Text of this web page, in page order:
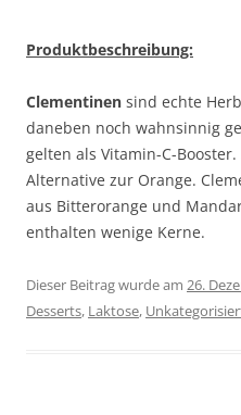
Produktbeschreibung:
Clementinen sind echte
daneben noch wahnsinnig
gelten als Vitamin-C-
Alternative zur Orange.
aus Bitterorange und
enthalten wenige Kerne.
Dieser Beitrag wurde am 26.
Desserts, Laktose,